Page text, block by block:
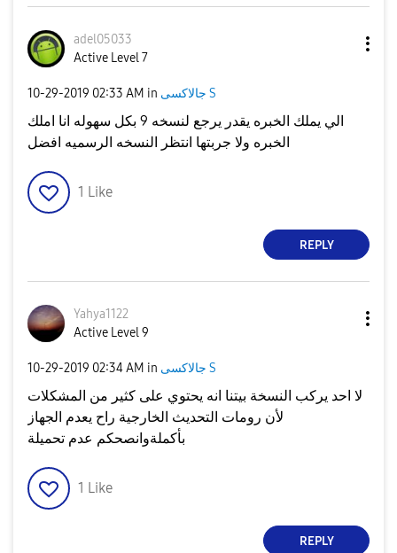
adel05033
Active Level 7
‎10-29-2019 02:33 AM in جالاكسى S
الي يملك الخبره يقدر يرجع لنسخه 9 بكل سهوله انا املك
الخبره ولا جربتها انتظر النسخه الرسميه افضل
1 Like
REPLY
Yahya1122
Active Level 9
‎10-29-2019 02:34 AM in جالاكسى S
لا احد يركب النسخة بيتنا انه يحتوي على كثير من المشكلات
لأن رومات التحديث الخارجية راح يعدم الجهاز
بأكملةوانصحكم عدم تحميلة
1 Like
REPLY